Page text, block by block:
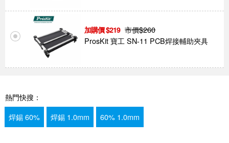
219 市價$260
ProsKit 寶工 SN-11 PCB焊接輔助夾具
熱門快搜：
焊錫 60%
焊錫 1.0mm 60% 1.0mm